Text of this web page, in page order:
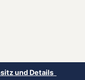
und Details